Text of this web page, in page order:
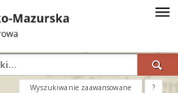
Wyszukiwanie zaawansowane ?